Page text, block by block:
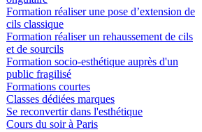
Formation réaliser une pose d’extension de
cils classique
Formation réaliser un rehaussement de cils
et de sourcils
Formation socio-esthétique auprès d'un
public fragilisé
Formations courtes
Classes dédiées marques
Se reconvertir dans l'esthétique
Cours du soir à Paris